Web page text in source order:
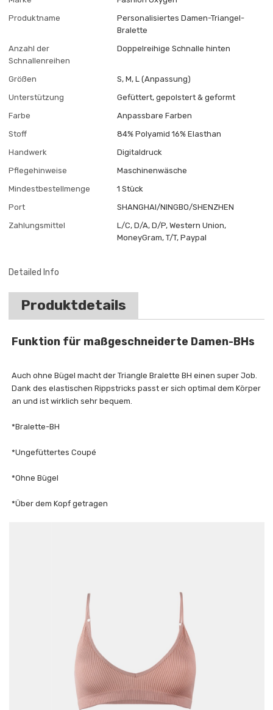
Produktname
Personalisiertes Damen-Triangel-
Bralette
Anzahl der
Schnallenreihen
Doppelreihige Schnalle hinten
Größen
S, M, L (Anpassung)
Unterstützung
Gefüttert, gepolstert & geformt
Farbe
Anpassbare Farben
Stoff
84% Polyamid 16% Elasthan
Handwerk
Digitaldruck
Pflegehinweise
Maschinenwäsche
Mindestbestellmenge
1 Stück
Port
SHANGHAI/NINGBO/SHENZHEN
Zahlungsmittel
L/C, D/A, D/P, Western Union,
MoneyGram, T/T, Paypal
Detailed Info
Produktdetails
Funktion für maßgeschneiderte Damen-BHs
Auch ohne Bügel macht der Triangle Bralette BH einen super Job.
Dank des elastischen Rippstricks passt er sich optimal dem Körper
an und ist wirklich sehr bequem.
*Bralette-BH
*Ungefüttertes Coupé
*Ohne Bügel
*Über dem Kopf getragen